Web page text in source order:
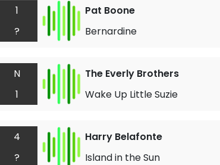
1
?
Pat Boone
Bernardine
N
1
The Everly Brothers
Wake Up Little Suzie
4
?
Harry Belafonte
Island in the Sun